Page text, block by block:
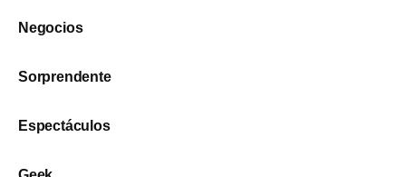
Negocios
Sorprendente
Espectáculos